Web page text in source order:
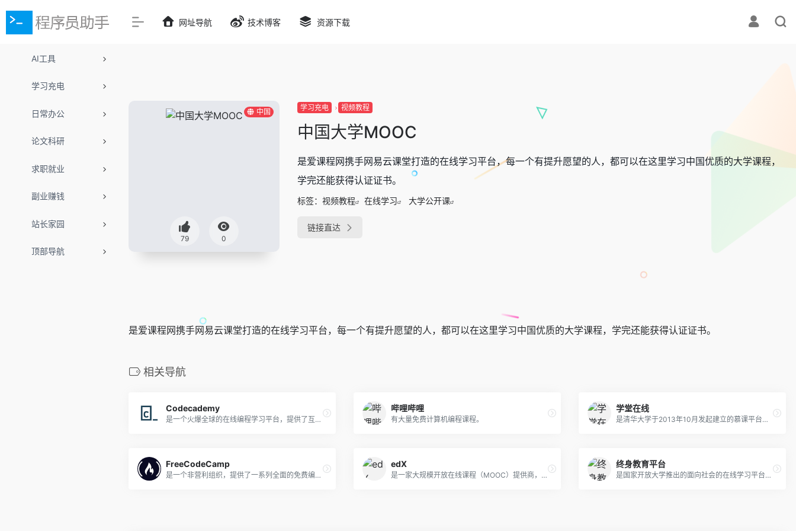
AI工具
学习充电
日常办公
论文科研
求职就业
副业赚钱
站长家园
顶部导航
网址导航 技术博客 资源下载
中国
79 0
学习充电 视频教程
中国大学MOOC
是爱课程网携手网易云课堂打造的在线学习平台，每一个有提升愿望的人，都可以在这里学习中国优质的大学课程，
学完还能获得认证证书。
标签： 视频教程 在线学习 大学公开课
链接直达
是爱课程网携手网易云课堂打造的在线学习平台，每一个有提升愿望的人，都可以在这里学习中国优质的大学课程，学完还能获得认证证书。
相关导航
Codecademy
是一个火爆全球的在线编程学习平台，提供了互动式的编程课程和编程挑战，帮助用户学习网页开发、数据科学和其他计算机科学相关主题。
哔哩哔哩
有大量免费计算机编程课程。
学堂在线
是清华大学于2013年10月发起建立的慕课平台，是教育部在线教育研究中心的研究交流和成果应用平台。运行了来自清华大学、北京大学、复旦大学、中国科技大学，以及麻省理工学院、斯坦福大学、加州大学伯克利分校等国内外高校的超过2300门优质课程，覆盖13大学科门类。
FreeCodeCamp
是一个非营利组织，提供了一系列全面的免费编程课程，用于帮助编程入门人员学习网页开发和计算机科学。网站上的课程包括互动编程挑战、文章教程和视频讲解等。
edX
是一家大规模开放在线课程（MOOC）提供商，提供来自全球顶尖大学和组织的在线课程和证书。它是由哈佛大学和麻省理工学院创立的非营利组织。提供各种学科的课程，包括计算机科学和编程。该平台还提供Web开发，数据科学，机器学习等相关主题的课程。
终身教育平台
是国家开放大学推出的面向社会的在线学习平台，提供多样化的学习资源和活动，涵盖文化、科学、职场、健康等领域。